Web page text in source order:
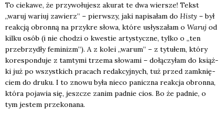
To cie­ka­we, że przy­wo­łu­jesz aku­rat te dwa wier­sze! Tekst
„waruj wariuj zawierz” – pierw­szy, jaki napi­sa­łam do Histy – był
reak­cją obron­ną na przy­kre sło­wa, któ­re usły­sza­łam o Waruj od
kil­ku osób (i nie cho­dzi o kwe­stie arty­stycz­ne, tyl­ko o „ten
prze­brzy­dły femi­nizm”). A z kolei „warum” – z tytu­łem, któ­ry
kore­spon­du­je z tam­ty­mi trze­ma sło­wa­mi – dołą­czy­łam do książ­
ki już po wszyst­kich pra­cach redak­cyj­nych, tuż przed zamknię­
ciem do dru­ku. I to zno­wu była nie­co panicz­na reak­cja obron­na,
któ­ra poja­wia się, jesz­cze zanim pad­nie cios. Bo że pad­nie, o
tym jestem prze­ko­na­na.